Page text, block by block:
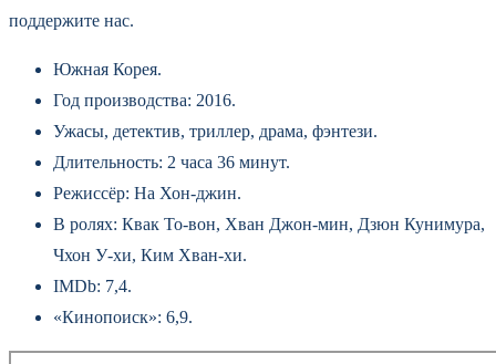
поддержите нас.
Южная Корея.
Год производства: 2016.
Ужасы, детектив, триллер, драма, фэнтези.
Длительность: 2 часа 36 минут.
Режиссёр: На Хон-джин.
В ролях: Квак То-вон, Хван Джон-мин, Дзюн Кунимура,
Чхон У‑хи, Ким Хван-хи.
IMDb: 7,4.
«Кинопоиск»: 6,9.